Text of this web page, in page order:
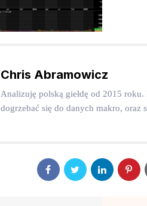
Chris Abramowicz
Analizuję polską giełdę od 2015
dogrzebać się do danych makro, oraz